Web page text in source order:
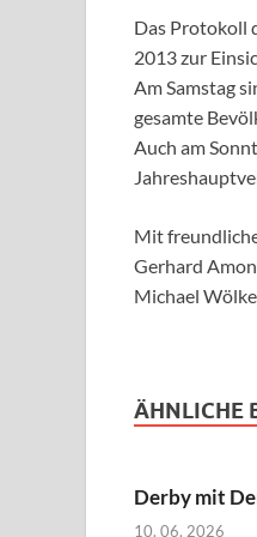
Das Protokoll
2013 zur
Am Samstag
gesamte
Auch am
Mit
Gerhard
Michael
ÄHNLICHE
Derby mit
10. 06. 2026